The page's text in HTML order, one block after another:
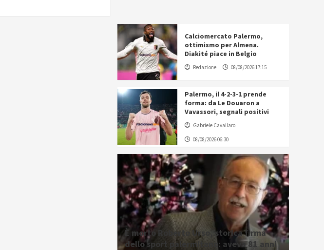
Calciomercato Palermo,
ottimismo per Almena.
Diakité piace in Belgio
Redazione 08/08/2026 17:15
Palermo, il 4-2-3-1 prende
forma: da Le Douaron a
Vavassori, segnali positivi
Gabriele Cavallaro
08/08/2026 06:30
È morto Roberto Urso, storica firma
dello sport palermitano: aveva 81 anni